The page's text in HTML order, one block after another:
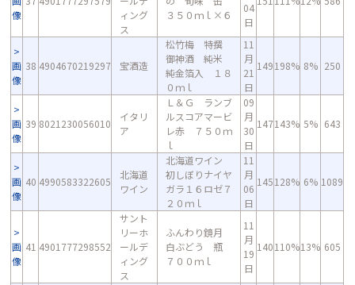
像
ィング
ス
３５０ｍｌ×６
04
日
画
像
38 4904670219297 宝酒造
松竹梅 特撰
御神酒 純米
純金箔入 １８
０ｍｌ
11
月
21
日
149198% 8% 250
画
像
39 8021230056010
イタリ
ア
Ｌ＆Ｇ ランブ
ルスコアマービ
レ赤 ７５０ｍ
ｌ
09
月
30
日
147143% 5% 643
画
像
40 4990583322605
北海道
ワイン
北海道ワイン
初しぼりナイヤ
ガラ１６ロゼ７
２０ｍｌ
11
月
06
日
145128% 6% 1089
画
像
41 4901777298552
サント
リーホ
ールデ
ィング
ス
ふんわり鏡月
白ぶどう 瓶
７００ｍｌ
11
月
19
日
140110%13% 605